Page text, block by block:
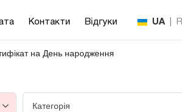
Контакти Відгуки UA
на День народження
Категорія